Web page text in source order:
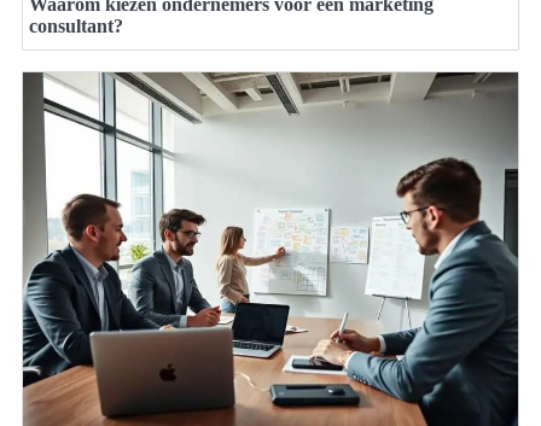
Waarom kiezen ondernemers voor een marketing
consultant?